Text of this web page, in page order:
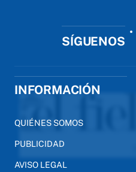
SÍGUENOS
INFORMACIÓN
QUIÉNES SOMOS
PUBLICIDAD
AVISO LEGAL